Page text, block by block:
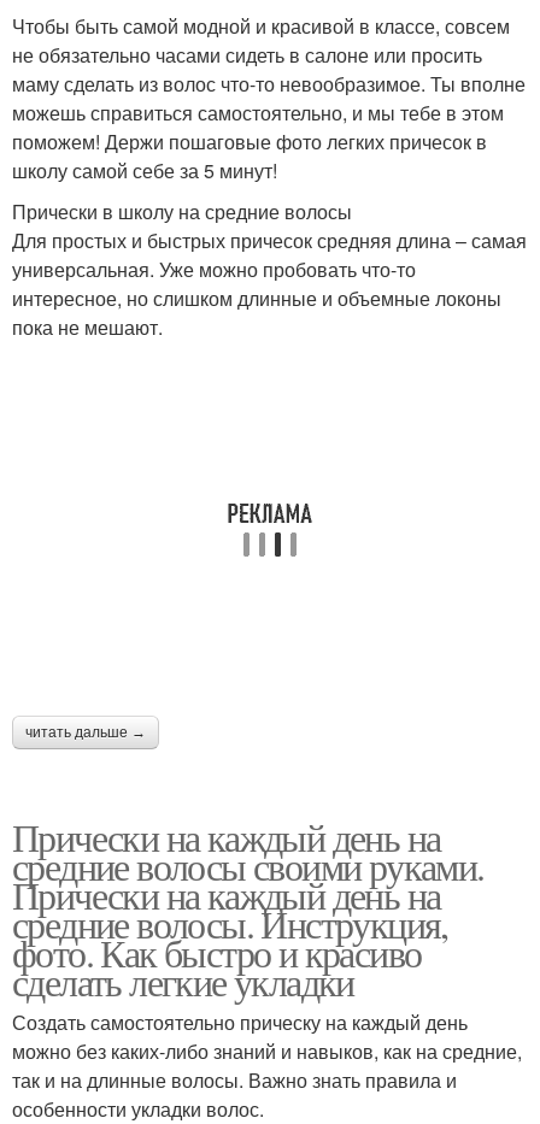
Чтобы быть самой модной и красивой в классе, совсем
не обязательно часами сидеть в салоне или просить
маму сделать из волос что-то невообразимое. Ты вполне
можешь справиться самостоятельно, и мы тебе в этом
поможем! Держи пошаговые фото легких причесок в
школу самой себе за 5 минут!
Прически в школу на средние волосы
Для простых и быстрых причесок средняя длина – самая
универсальная. Уже можно пробовать что-то
интересное, но слишком длинные и объемные локоны
пока не мешают.
читать дальше →
Прически на каждый день на
средние волосы своими руками.
Прически на каждый день на
средние волосы. Инструкция,
фото. Как быстро и красиво
сделать легкие укладки
Создать самостоятельно прическу на каждый день
можно без каких-либо знаний и навыков, как на средние,
так и на длинные волосы. Важно знать правила и
особенности укладки волос.